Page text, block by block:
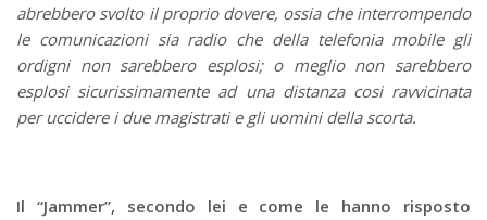
abrebbero svolto il proprio dovere, ossia che interrompendo
le comunicazioni sia radio che della telefonia mobile gli
ordigni non sarebbero esplosi; o meglio non sarebbero
esplosi sicurissimamente ad una distanza cosi ravvicinata
per uccidere i due magistrati e gli uomini della scorta.
Il “Jammer”, secondo lei e come le hanno risposto